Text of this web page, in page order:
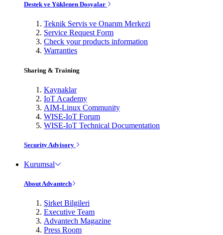
Destek ve Yüklenen Dosyalar
Teknik Servis ve Onarım Merkezi
Service Request Form
Check your products information
Warranties
Sharing & Training
Kaynaklar
IoT Academy
AIM-Linux Community
WISE-IoT Forum
WISE-IoT Technical Documentation
Security Advisory
Kurumsal
About Advantech
Şirket Bilgileri
Executive Team
Advantech Magazine
Press Room